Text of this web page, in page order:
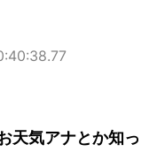
天気アナとか知っ